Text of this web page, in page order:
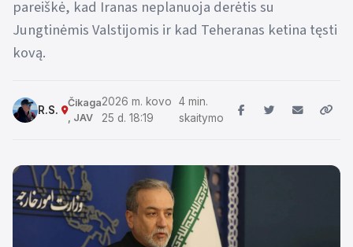
pareiškė, kad Iranas neplanuoja derėtis su
Jungtinėmis Valstijomis ir kad Teheranas ketina tęsti
kovą.
R.S.
Čikaga
, JAV
2026 m. kovo
25 d. 18:19
4 min.
skaitymo